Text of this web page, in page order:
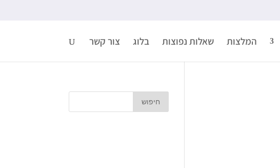
המלצות שאלות נפוצות בלוג צור קשר
חיפוש